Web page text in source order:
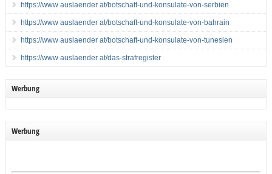
https://www auslaender at/botschaft-und-konsulate-von-serbien
https://www auslaender at/botschaft-und-konsulate-von-bahrain
https://www auslaender at/botschaft-und-konsulate-von-tunesien
https://www auslaender at/das-strafregister
Werbung
Werbung